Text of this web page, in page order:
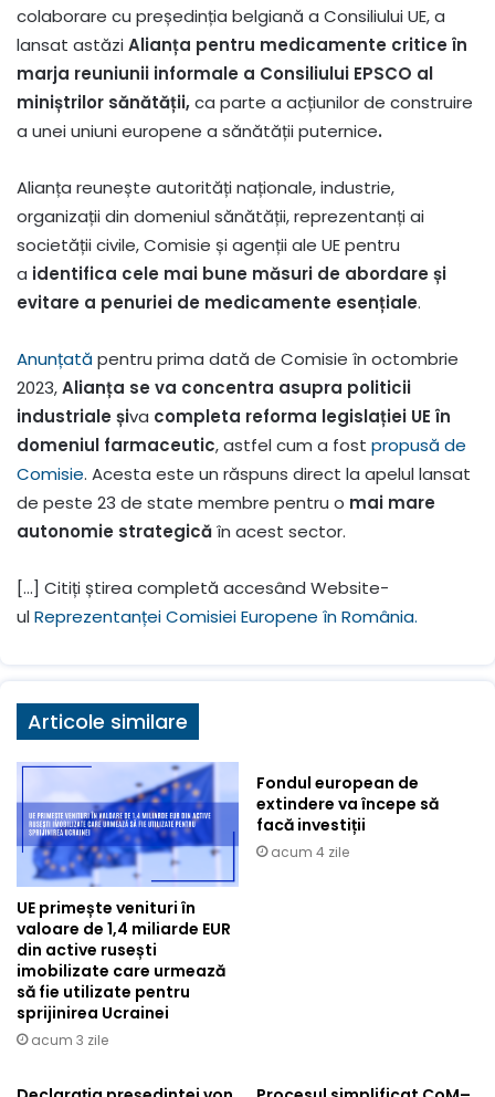
colaborare cu președinția belgiană a Consiliului UE, a
lansat astăziAlianța pentru medicamente critice în
marja reuniunii informale a Consiliului EPSCO al
miniștrilor sănătății,ca parte a acțiunilor de construire
a unei uniuni europene a sănătății puternice.
Alianța reunește autorități naționale, industrie,
organizații din domeniul sănătății, reprezentanți ai
societății civile, Comisie și agenții ale UE pentru
a identifica cele mai bune măsuri de abordare și
evitare a penuriei de medicamente esențiale.
Anunțată pentru prima dată de Comisie în octombrie
2023,Alianța se va concentra asupra politicii
industriale șiva completa reforma legislației UE în
domeniul farmaceutic, astfel cum a fost propusă de
Comisie. Acesta este un răspuns direct la apelul lansat
de peste 23 de state membre pentru o mai mare
autonomie strategicăîn acest sector.
[…] Citiți știrea completă accesând Website-
ulReprezentanței Comisiei Europene în România.
Articole similare
UE primește venituri în
valoare de 1,4 miliarde EUR
din active rusești
imobilizate care urmează
să fie utilizate pentru
sprijinirea Ucrainei
acum 3 zile
Fondul european de
extindere va începe să
facă investiții
acum 4 zile